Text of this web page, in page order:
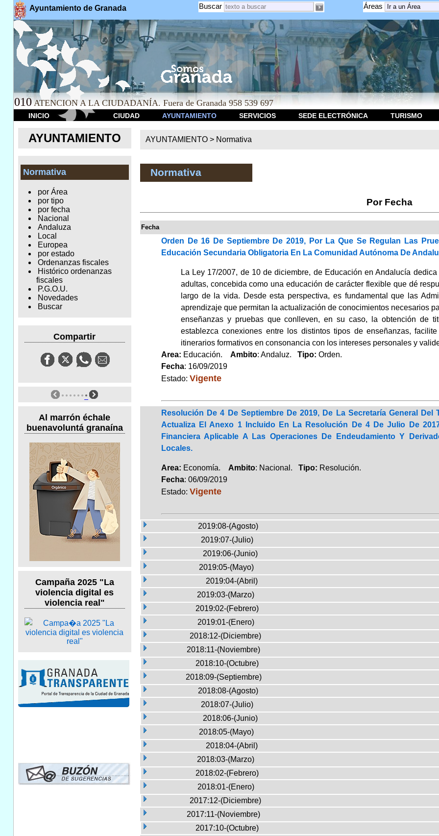
Ayuntamiento de Granada Áreas
Buscar
010 ATENCION A LA CIUDADANÍA. Fuera de Granada 958 539 697
INICIO CIUDAD AYUNTAMIENTO SERVICIOS SEDE ELECTRÓNICA TURISMO
AYUNTAMIENTO
Normativa
por Área
por tipo
por fecha
Nacional
Andaluza
Local
Europea
por estado
Ordenanzas fiscales
Histórico ordenanzas
fiscales
P.G.O.U.
Novedades
Buscar
Compartir
Al marrón échale
buenavoluntá granaína
Campaña 2025 "La
violencia digital es
violencia real"
AYUNTAMIENTO > Normativa
Normativa
Por Fecha
Fecha
Orden De 16 De Septiembre De 2019, Por La Que Se Regulan Las
Educación Secundaria Obligatoria En La Comunidad Autónoma De
La Ley 17/2007, de 10 de diciembre, de Educación en Andalucía
adultas, concebida como una educación de carácter flexible que dé
largo de la vida. Desde esta perspectiva, es fundamental que las
aprendizaje que permitan la actualización de conocimientos necesarios
enseñanzas y pruebas que conlleven, en su caso, la obtención de
establezca conexiones entre los distintos tipos de enseñanzas,
itinerarios formativos en consonancia con los intereses personales y
Area: Educación. Ambito: Andaluz. Tipo: Orden.
Fecha: 16/09/2019
Estado: Vigente
Resolución De 4 De Septiembre De 2019, De La Secretaría General
Actualiza El Anexo 1 Incluido En La Resolución De 4 De Julio De
Financiera Aplicable A Las Operaciones De Endeudamiento Y
Locales.
Area: Economía. Ambito: Nacional. Tipo: Resolución.
Fecha: 06/09/2019
Estado: Vigente
2019:08-(Agosto)
2019:07-(Julio)
2019:06-(Junio)
2019:05-(Mayo)
2019:04-(Abril)
2019:03-(Marzo)
2019:02-(Febrero)
2019:01-(Enero)
2018:12-(Diciembre)
2018:11-(Noviembre)
2018:10-(Octubre)
2018:09-(Septiembre)
2018:08-(Agosto)
2018:07-(Julio)
2018:06-(Junio)
2018:05-(Mayo)
2018:04-(Abril)
2018:03-(Marzo)
2018:02-(Febrero)
2018:01-(Enero)
2017:12-(Diciembre)
2017:11-(Noviembre)
2017:10-(Octubre)